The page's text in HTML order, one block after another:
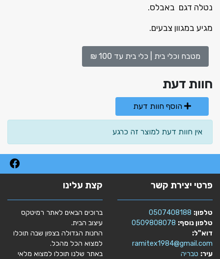
נטלה דגם באבלס.
מגיע במגוון צבעים.
מטבח וכלי בית | כלי בית עד 100 ₪
חוות דעת
אין חוות דעת למוצר זה כרגע
פרטי יצירת קשר
טלפון: 0507408188
טלפון נוסף: 0509808078
דוא"ל:
ramitex1984@gmail.com
עיר: טבריה
קצת עלינו
ברוכים הבאים לאתר רמיטקס
עיצוב הבית.
החנות הגדולה בצפון שבה תוכלו
למצוא הכל מהכל.
באתר שלנו תוכלו למצוא מלאי